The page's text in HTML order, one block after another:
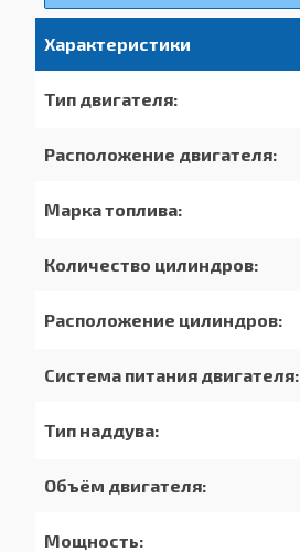
Характеристики
Тип двигателя:
Расположение двигателя:
Марка топлива:
Количество цилиндров:
Расположение цилиндров:
Система питания двигателя:
Тип наддува:
Объём двигателя:
Мощность: